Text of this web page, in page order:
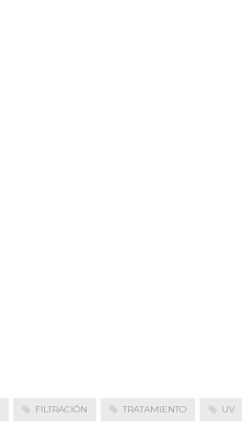
FILTRACIÓN TRATAMIENTO UV